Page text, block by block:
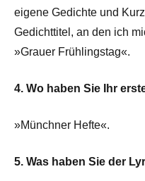
eigene Gedichte und
Gedichttitel, an den ich
»Grauer Frühlingstag«.
4. Wo haben Sie Ihr
»Münchner Hefte«.
5. Was haben Sie der